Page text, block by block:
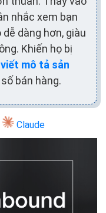
nhắc xem bạn
dàng hơn, giàu
Khiến họ bị
mô tả sản
bán hàng.
Claude